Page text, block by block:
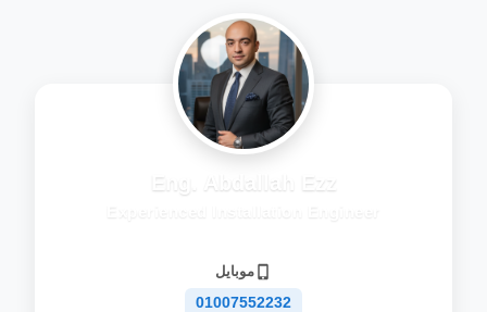
Eng. Abdallah Ezz
موبايل
01007552232